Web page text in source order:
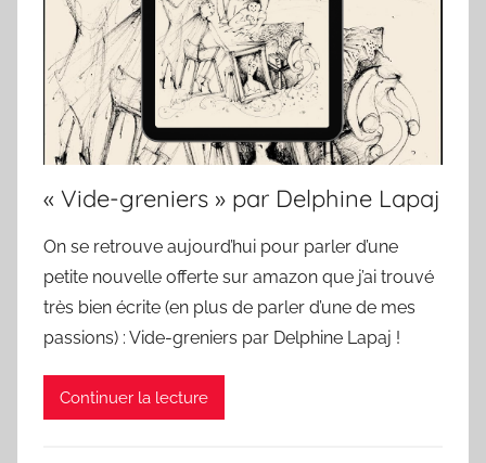
« Vide-greniers » par Delphine Lapaj
On se retrouve aujourd’hui pour parler d’une
petite nouvelle offerte sur amazon que j’ai trouvé
très bien écrite (en plus de parler d’une de mes
passions) : Vide-greniers par Delphine Lapaj !
Continuer la lecture